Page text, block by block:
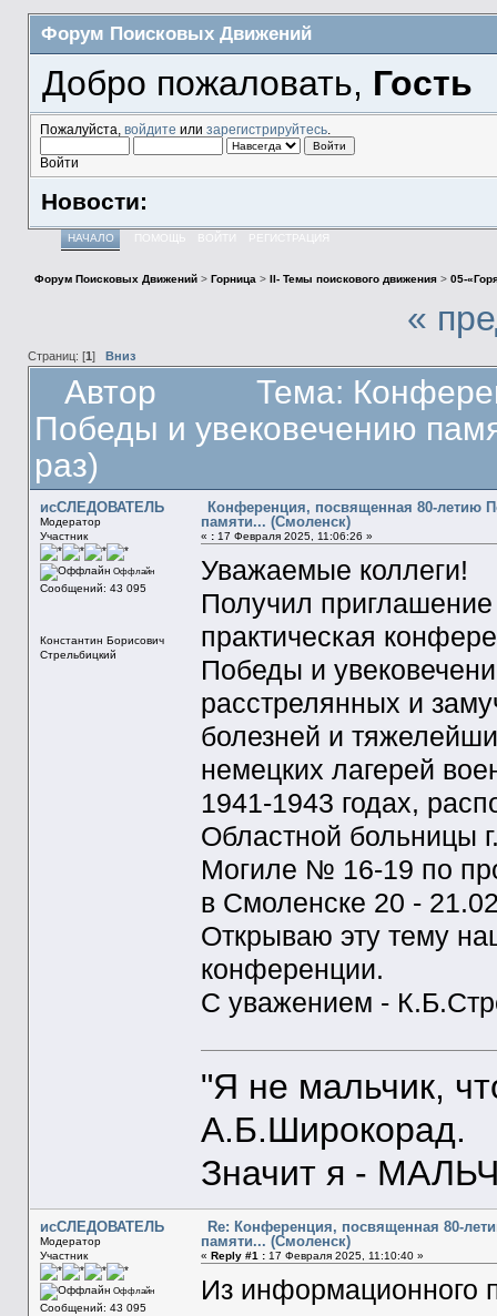
Форум Поисковых Движений
Добро пожаловать, Гость
Пожалуйста, войдите или зарегистрируйтесь.
Войти
Новости:
НАЧАЛО ПОМОЩЬ ВОЙТИ РЕГИСТРАЦИЯ
Форум Поисковых Движений> Горница> II- Темы поискового движения> 05-
«
Страниц: [1 ] Вниз
Автор
Тема:
Победы и увековечению
раз)
исСЛЕДОВАТЕЛЬ
Модератор
Участник
Оффлайн
Сообщений: 43 095
Константин Борисович
Стрельбицкий
Конференция, посвященная 80-летию
памяти... (Смоленск)
« :17 Февраля 2025, 11:06:26 »
Уважаемые коллеги!
Получил
практическая
Победы и
расстрелянных и
болезней и
немецких лагерей
1941-1943 годах,
Областной больницы
Могиле № 16-19 по
в Смоленске 20 -
Открываю эту тему
конференции.
С уважением -
"Я не мальчик,
А.Б.Широкорад.
Значит я -
исСЛЕДОВАТЕЛЬ
Модератор
Участник
Оффлайн
Сообщений: 43 095
Re: Конференция, посвященная 80-
памяти... (Смоленск)
« Reply #1 :17 Февраля 2025, 11:10:40 »
Из информационного